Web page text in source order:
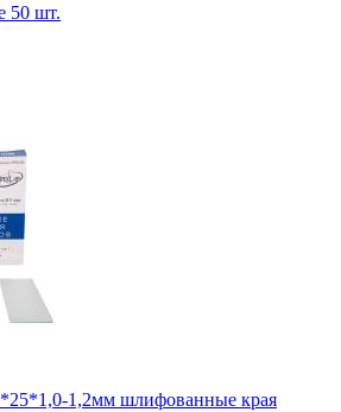
50 шт.
1,2мм шлифованные края